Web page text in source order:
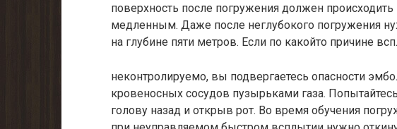
поверхность после погружения должен
медленным. Даже после неглубокого погружения
на глубине пяти метров. Если по какойто причине
неконтролируемо, вы подвергаетесь опасности
кровеносных сосудов пузырьками газа.
голову назад и открыв рот. Во время обучения